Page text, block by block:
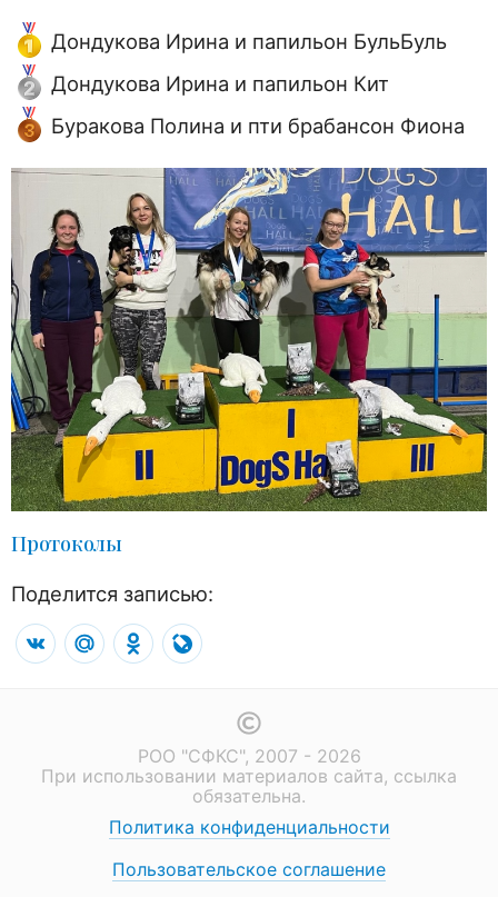
Дондукова Ирина и папильон БульБуль
Дондукова Ирина и папильон Кит
Буракова Полина и пти брабансон Фиона
Протоколы
Поделится записью:
VK Mail.RuOdnoklassniki
РОО "СФКС", 2007 - 2026
При использовании материалов сайта, ссылка
обязательна.
Политика конфиденциальности
Пользовательское соглашение